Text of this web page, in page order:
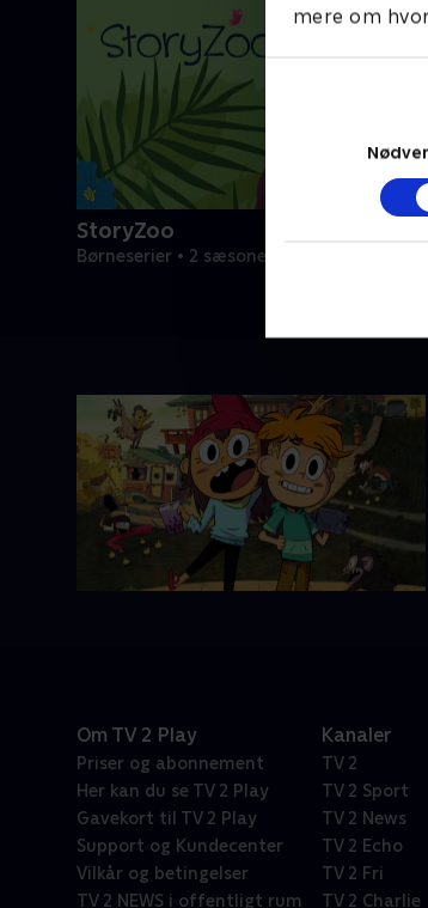
mere om
StoryZoo
Børneserier • 2 sæsoner
Om TV 2 Play
Priser og abonnement
Her kan du se TV 2 Play
Gavekort til TV 2 Play
Support og Kundecenter
Vilkår og betingelser
TV 2 NEWS i offentligt rum
Kanaler
TV 2
TV 2 Sport
TV 2 News
TV 2 Echo
TV 2 Fri
TV 2 Charlie